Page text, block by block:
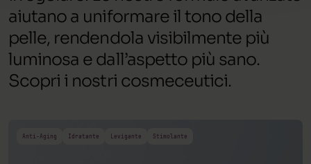
aiutano a uniformare il tono della
pelle, rendendola visibilmente più
luminosa e dall’aspetto più sano.
Scopri i nostri cosmeceutici.
Anti-Aging Idratante Levigante Stimolante